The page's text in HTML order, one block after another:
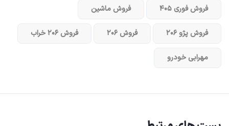
فروش فوری ۴۰۵ فروش ماشین
فروش پژو ۲۰۶ فروش ۲۰۶ فروش ۲۰۶ خراب
مهرابی خودرو